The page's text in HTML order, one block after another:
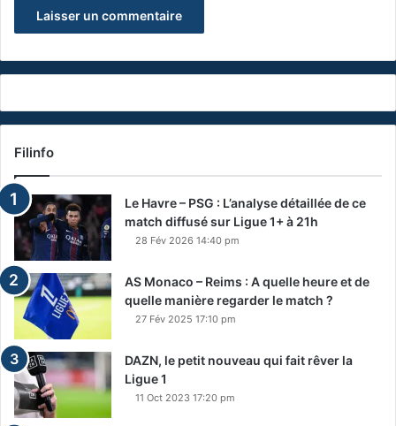
Filinfo
Le Havre – PSG : L’analyse détaillée de ce
match diffusé sur Ligue 1+ à 21h
28 Fév 2026 14:40 pm
AS Monaco – Reims : A quelle heure et de
quelle manière regarder le match ?
27 Fév 2025 17:10 pm
DAZN, le petit nouveau qui fait rêver la
Ligue 1
11 Oct 2023 17:20 pm